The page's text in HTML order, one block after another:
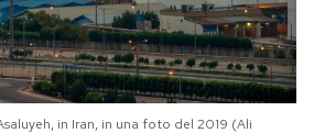
in Iran, in una foto del 2019 (Ali